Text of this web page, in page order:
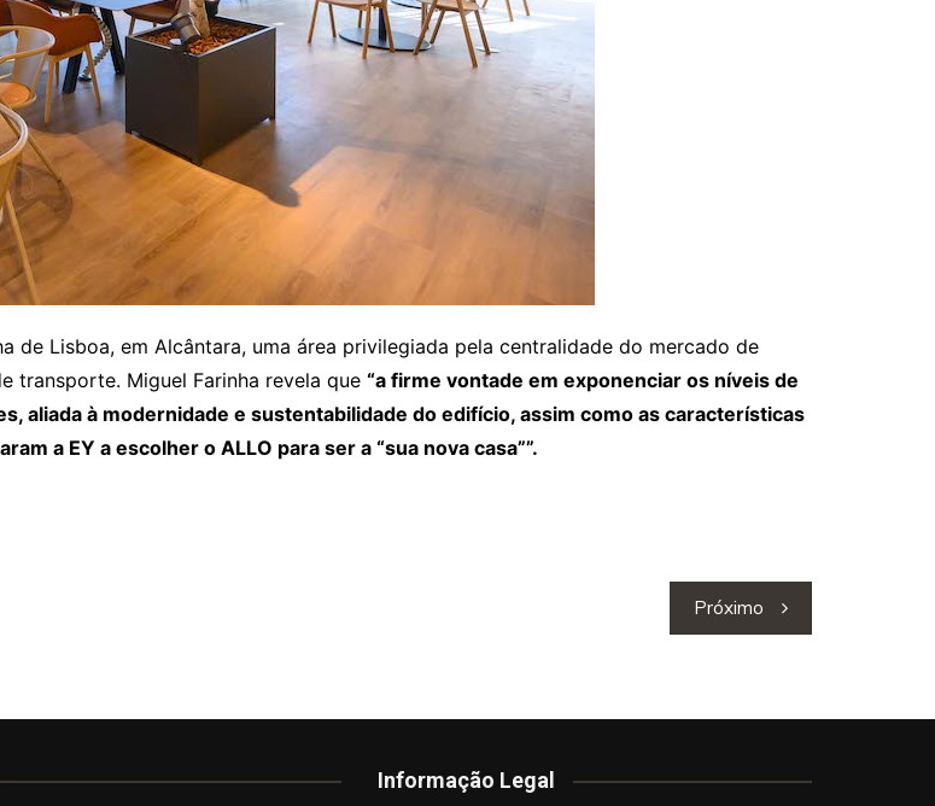
de Lisboa, em Alcântara, uma área privilegiada pela centralidade do mercado de
transporte. Miguel Farinha revela que “a firme vontade em exponenciar os níveis de
aliada à modernidade e sustentabilidade do edifício, assim como as características
a EY a escolher o ALLO para ser a “sua nova casa””.
Próximo
Informação Legal